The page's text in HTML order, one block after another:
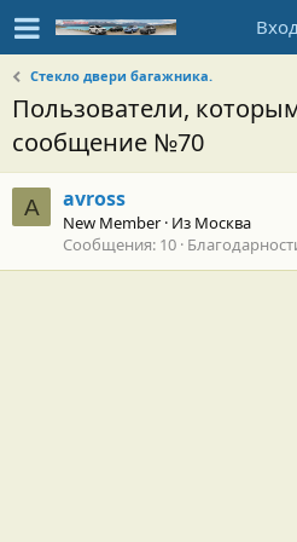
Стекло двери багажника.
Пользователи,
сообщение №70
A avross
New Member · Из Москва
Сообщения 10